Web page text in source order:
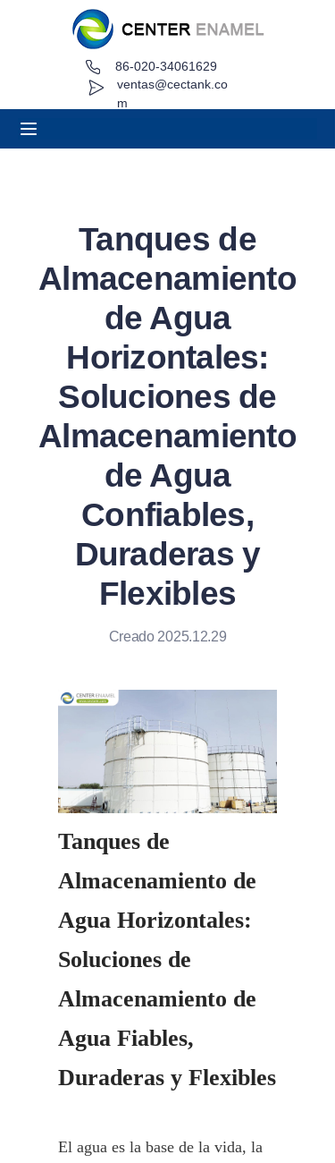
ventas@cectank.co
m
86-020-34061629
Tanques de
Almacenamiento
de Agua
Horizontales:
Soluciones de
Almacenamiento
de Agua
Confiables,
Duraderas y
Flexibles
Creado 2025.12.29
Tanques de
Almacenamiento de
Agua Horizontales:
Soluciones de
Almacenamiento de
Agua Fiables,
Duraderas y Flexibles
El agua es la base de la vida, la
Acerca de
Solicitar cotización
Noticias
Contacto